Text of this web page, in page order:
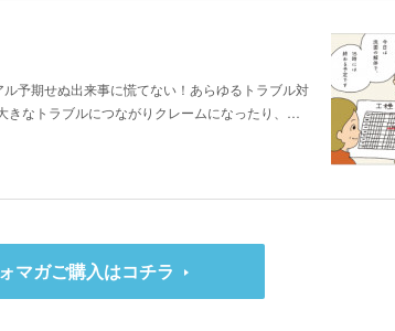
予期せぬ出来事に慌てない！あらゆるトラブル対
きなトラブルにつながりクレームになったり、…
マガご購入はコチラ